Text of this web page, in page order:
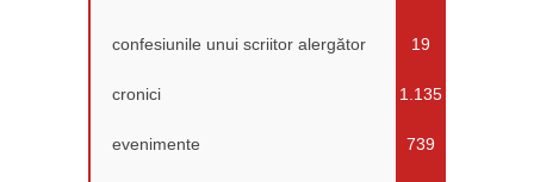
confesiunile unui scriitor alergător 19
cronici 1.135
evenimente 739